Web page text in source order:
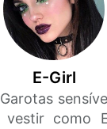
E-Girl
como